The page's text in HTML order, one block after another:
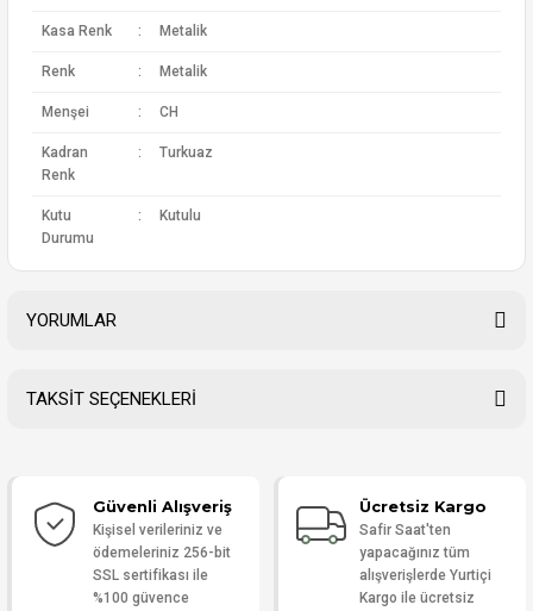
Kasa Renk : Metalik
Renk : Metalik
Menşei : CH
Kadran
Renk
: Turkuaz
Kutu
Durumu
: Kutulu
YORUMLAR
Yorum Yaz
TAKSİT SEÇENEKLERİ
Güvenli Alışveriş
Kişisel verileriniz ve
ödemeleriniz 256-bit
SSL sertifikası ile
%100 güvence
Ücretsiz Kargo
Safir Saat'ten
yapacağınız tüm
alışverişlerde Yurtiçi
Kargo ile ücretsiz